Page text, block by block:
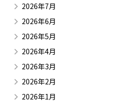
2026年7月
2026年6月
2026年5月
2026年4月
2026年3月
2026年2月
2026年1月